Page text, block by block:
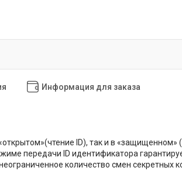
Информация для заказа
ID), так и в
передачи ID идентификатора
количество смен секретных